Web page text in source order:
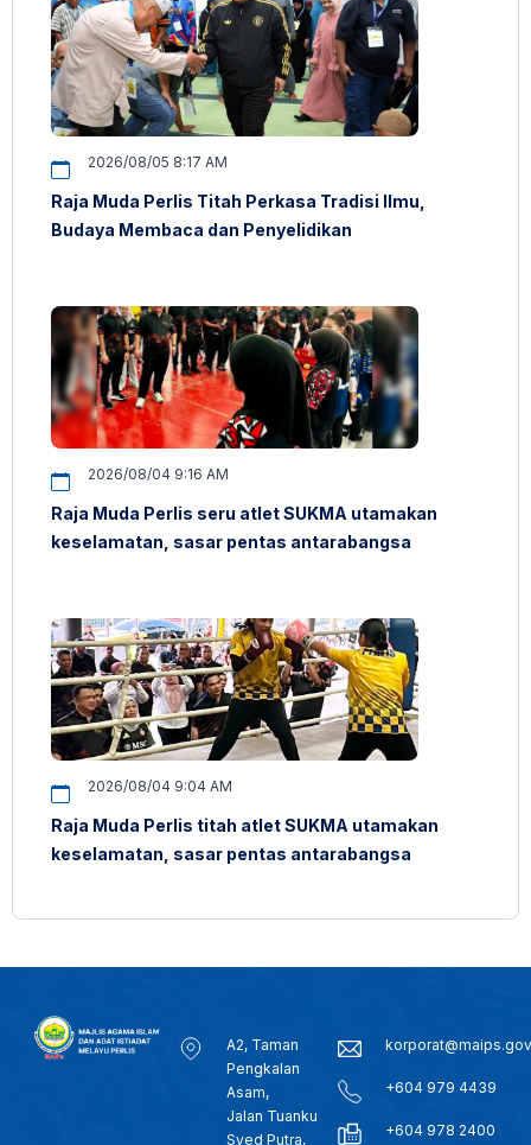
2026/08/05 8:17 AM
Raja Muda Perlis Titah Perkasa Tradisi Ilmu,
Budaya Membaca dan Penyelidikan
2026/08/04 9:16 AM
Raja Muda Perlis seru atlet SUKMA utamakan
keselamatan, sasar pentas antarabangsa
2026/08/04 9:04 AM
Raja Muda Perlis titah atlet SUKMA utamakan
keselamatan, sasar pentas antarabangsa
A2, Taman
Pengkalan
Asam,
Jalan Tuanku
Syed Putra,
+604 979 4439
+604 978 2400